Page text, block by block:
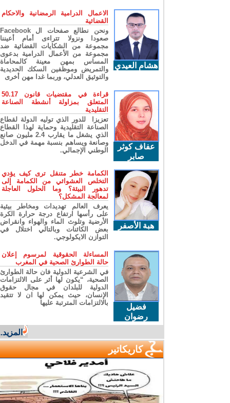
هشام العيدي
الاعمال الدرامية الرمضانية والاحكام
القضائية
ونحن نطالع صفحات ال Facebook
صعودا ونزولا تتراءى أمام أعيننا
مجموعة من الشكايات القضائية ضد
مجموعة من الأعمال الدرامية بدعوى
المساس بمهن معينة كالمحاماة
والتمريض وموظفين السكك الحديدية
والتوثيق العدلي، وربما غدا مهن أخرى
عفاف كوثر
صابر
قراءة في مقتضيات قانون 50.17
المتعلق بمزاولة أنشطة الصناعة
التقليدية
تعزيزا للدور الذي توليه الدولة لقطاع
الصناعة التقليدية وحماية لهذا القطاع
الذي يشغل ما يقارب 2.4 مليون صانع
وصانعة ويساهم بنسبة مهمة في الدخل
الوطني الإجمالي.
هبة الأصفر
الكمامة خطر متنقل ترى كيف يؤدي
التخلص العشوائي من الكمامة إلى
تدهور البيئة؟ وما الحلول العاجلة
لمعالجة المشكل؟
يعرف العالم تهديدات ومخاطر بيئية
على رأسها ارتفاع درجة حرارة الكرة
الأرضية وتلوث الماء والهواء وانقراض
بعض الكائنات وبالتالي اختلال في
التوازن الايكولوجي.
فضيل
رضوان
المساءلة الحقوقية لمرسوم إعلان
حالة الطوارئ الصحية في المغرب
في الشرعية الدولية فان حالة الطوارئ
الصحية، “يكون لها أثر على الالتزامات
الدولية للبلدان في مجال حقوق
الإنسان، حيث يمكن لها ان لا تتقيد
بالالتزامات المترتبة عليها
المزيد...
كاريكاتير